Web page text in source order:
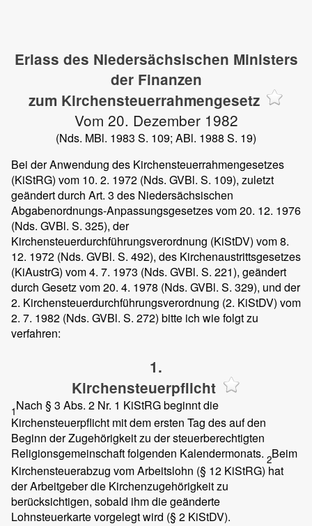
Erlass des Niedersächsischen Ministers
der Finanzen
zum Kirchensteuerrahmengesetz
Vom 20. Dezember 1982
(Nds. MBl. 1983 S. 109; ABl. 1988 S. 19)
Bei der Anwendung des Kirchensteuerrahmengesetzes
(KiStRG) vom 10. 2. 1972 (Nds. GVBl. S. 109), zuletzt
geändert durch Art. 3 des Niedersächsischen
Abgabenordnungs-Anpassungsgesetzes vom 20. 12. 1976
(Nds. GVBl. S. 325), der
Kirchensteuerdurchführungsverordnung (KiStDV) vom 8.
12. 1972 (Nds. GVBl. S. 492), des Kirchenaustrittsgesetzes
(KiAustrG) vom 4. 7. 1973 (Nds. GVBl. S. 221), geändert
durch Gesetz vom 20. 4. 1978 (Nds. GVBl. S. 329), und der
2. Kirchensteuerdurchführungsverordnung (2. KiStDV) vom
2. 7. 1982 (Nds. GVBl. S. 272) bitte ich wie folgt zu
verfahren:
1.
Kirchensteuerpflicht
1Nach § 3 Abs. 2 Nr. 1 KiStRG beginnt die
Kirchensteuerpflicht mit dem ersten Tag des auf den
Beginn der Zugehörigkeit zu der steuerberechtigten
Religionsgemeinschaft folgenden Kalendermonats. 2Beim
Kirchensteuerabzug vom Arbeitslohn (§ 12 KiStRG) hat
der Arbeitgeber die Kirchenzugehörigkeit zu
berücksichtigen, sobald ihm die geänderte
Lohnsteuerkarte vorgelegt wird (§ 2 KiStDV).